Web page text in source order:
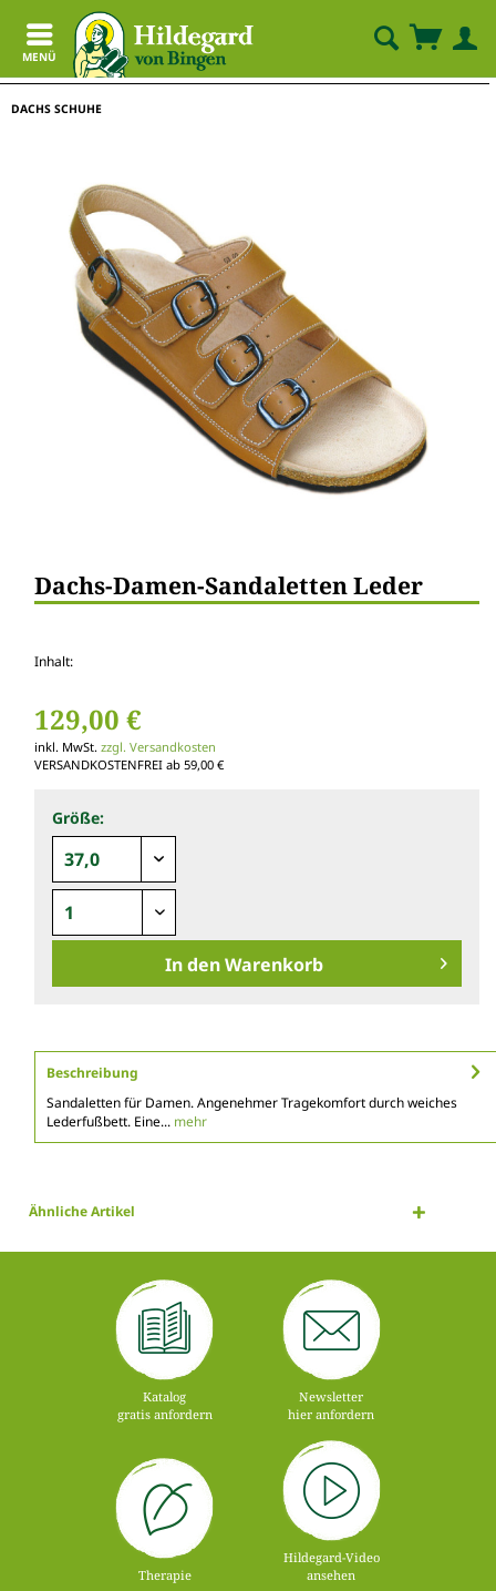
MENÜ
DACHS SCHUHE
Dachs-Damen-Sandaletten Leder
Inhalt:
129,00 €
inkl. MwSt. zzgl. Versandkosten
VERSANDKOSTENFREI ab 59,00 €
Größe:
In den Warenkorb
Beschreibung
Sandaletten für Damen. Angenehmer Tragekomfort durch weiches
Lederfußbett. Eine... mehr
Ähnliche Artikel
Katalog
gratis anfordern
Newsletter
hier anfordern
Therapie
Hildegard-Video
ansehen